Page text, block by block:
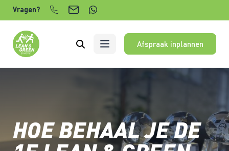
Verder naar content
Vragen?
Afspraak inplannen
HOE BEHAAL JE DE